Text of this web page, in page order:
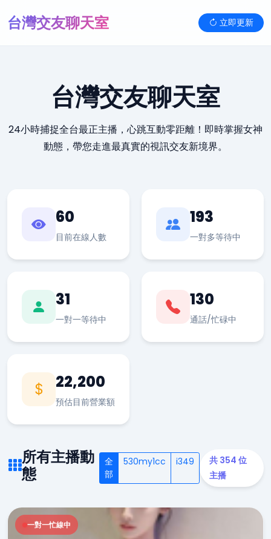
台灣交友聊天室 立即更新
台灣交友聊天室
24小時捕捉全台最正主播，心跳互動零距離！即時掌握女神
動態，帶您走進最真實的視訊交友新境界。
60
目前在線人數
193
一對多等待中
31
一對一等待中
130
通話/忙碌中
22,200
預估目前營業額
所有主播動
態
全
部
530my1cc i349
共 354 位
主播
一對一忙線中